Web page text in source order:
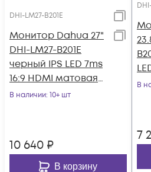
DHI-LM27-B201E
Монитор Dahua 27"
DHI-LM27-B201E
черный IPS LED 7ms
16:9 HDMI матовая
1000:1 300cd
В наличии: 10+ шт
10 640 ₽
В корзину
M/
В
7